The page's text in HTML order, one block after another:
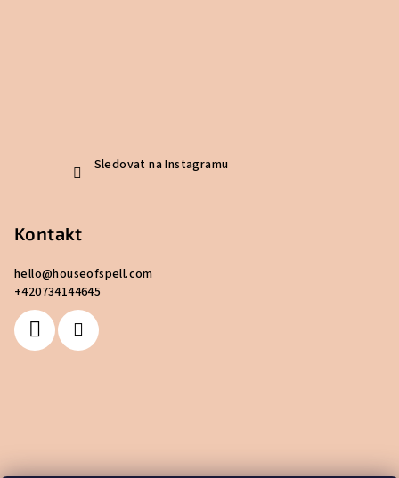
Sledovat na Instagramu
Kontakt
hello@houseofspell.com
+420734144645